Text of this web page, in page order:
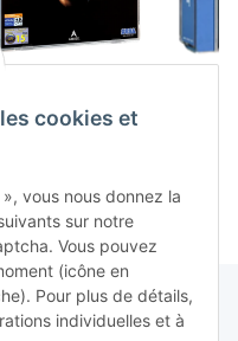
cookies et
vous nous donnez la
sur notre
Vous pouvez
(icône en
Pour plus de détails,
individuelles et à
(EU)
neuf) - Sega
49,99 €*
Space